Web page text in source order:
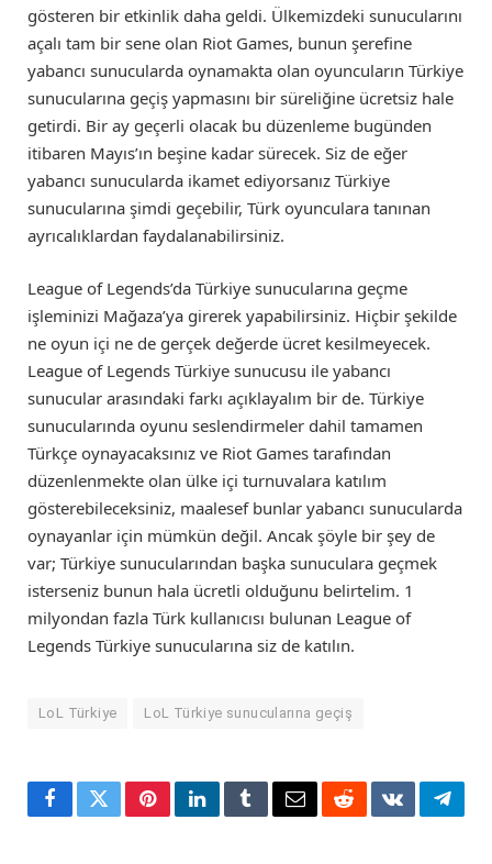
gösteren bir etkinlik daha geldi. Ülkemizdeki sunucularını
açalı tam bir sene olan Riot Games, bunun şerefine
yabancı sunucularda oynamakta olan oyuncuların Türkiye
sunucularına geçiş yapmasını bir süreliğine ücretsiz hale
getirdi. Bir ay geçerli olacak bu düzenleme bugünden
itibaren Mayıs’ın beşine kadar sürecek. Siz de eğer
yabancı sunucularda ikamet ediyorsanız Türkiye
sunucularına şimdi geçebilir, Türk oyunculara tanınan
ayrıcalıklardan faydalanabilirsiniz.
League of Legends’da Türkiye sunucularına geçme
işleminizi Mağaza’ya girerek yapabilirsiniz. Hiçbir şekilde
ne oyun içi ne de gerçek değerde ücret kesilmeyecek.
League of Legends Türkiye sunucusu ile yabancı
sunucular arasındaki farkı açıklayalım bir de. Türkiye
sunucularında oyunu seslendirmeler dahil tamamen
Türkçe oynayacaksınız ve Riot Games tarafından
düzenlenmekte olan ülke içi turnuvalara katılım
gösterebileceksiniz, maalesef bunlar yabancı sunucularda
oynayanlar için mümkün değil. Ancak şöyle bir şey de
var; Türkiye sunucularından başka sunuculara geçmek
isterseniz bunun hala ücretli olduğunu belirtelim. 1
milyondan fazla Türk kullanıcısı bulunan League of
Legends Türkiye sunucularına siz de katılın.
LoL Türkiye LoL Türkiye sunucularına geçiş
FacebookTwitterPinterestLinkedInTumblrEmailRedditVKontakte